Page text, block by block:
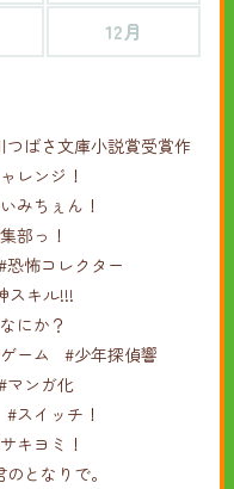
12月
つばさ文庫小説賞受賞作
レンジ！
みちぇん！
部っ！
恐怖コレクター
スキル!!!
にか？
ーム
#少年探偵響
マンガ化
#スイッチ！
キヨミ！
のとなりで。